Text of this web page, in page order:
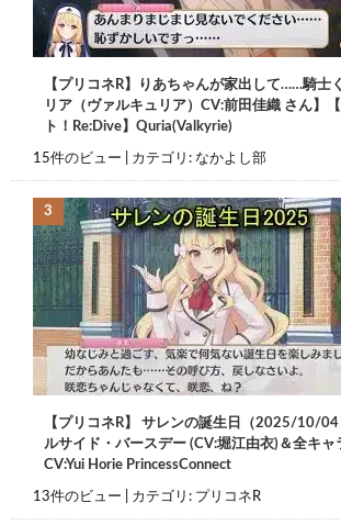
【プリコネR】りあちゃんが家出して……騎士
リア（ヴァルキュリア）CV:前田佳織 さん】
ト！Re:Dive】Quria(Valkyrie)
15件のビュー カテゴリ: なかよし部
【プリコネR】 サレンの誕生日（2025/10/
ルサイド・バースデー (CV:堀江由衣)＆全キャ
CV:Yui Horie PrincessConnect
13件のビュー カテゴリ: プリコネR